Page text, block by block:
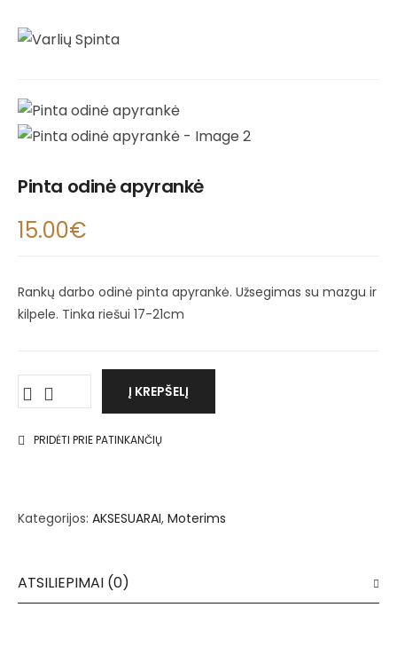
Pinta odinė apyrankė
15.00€
Rankų darbo odinė pinta apyrankė. Užsegimas su mazgu ir
kilpele. Tinka riešui 17-21cm
Į KREPŠELĮ
PRIDĖTI PRIE PATINKANČIŲ
Kategorijos: AKSESUARAI, Moterims
ATSILIEPIMAI (0)